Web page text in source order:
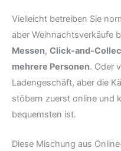
Vielleicht betreiben Sie
aber Weihnachtsverkäufe
Messen, Click-and-
mehrere Personen. Oder
Ladengeschäft, aber die
stöbern zuerst online und
bequemsten ist.
Diese Mischung aus